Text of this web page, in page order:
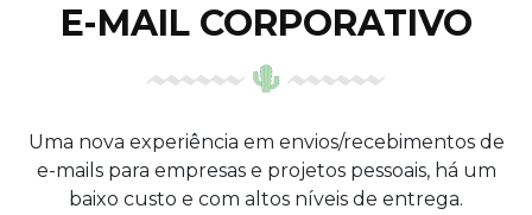
E-MAIL CORPORATIVO
Uma nova experiência em envios/recebimentos de
e-mails para empresas e projetos pessoais, há um
baixo custo e com altos níveis de entrega.